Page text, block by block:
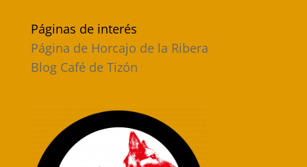
Páginas de interés
Página de Horcajo de la Ribera
Blog Café de Tizón